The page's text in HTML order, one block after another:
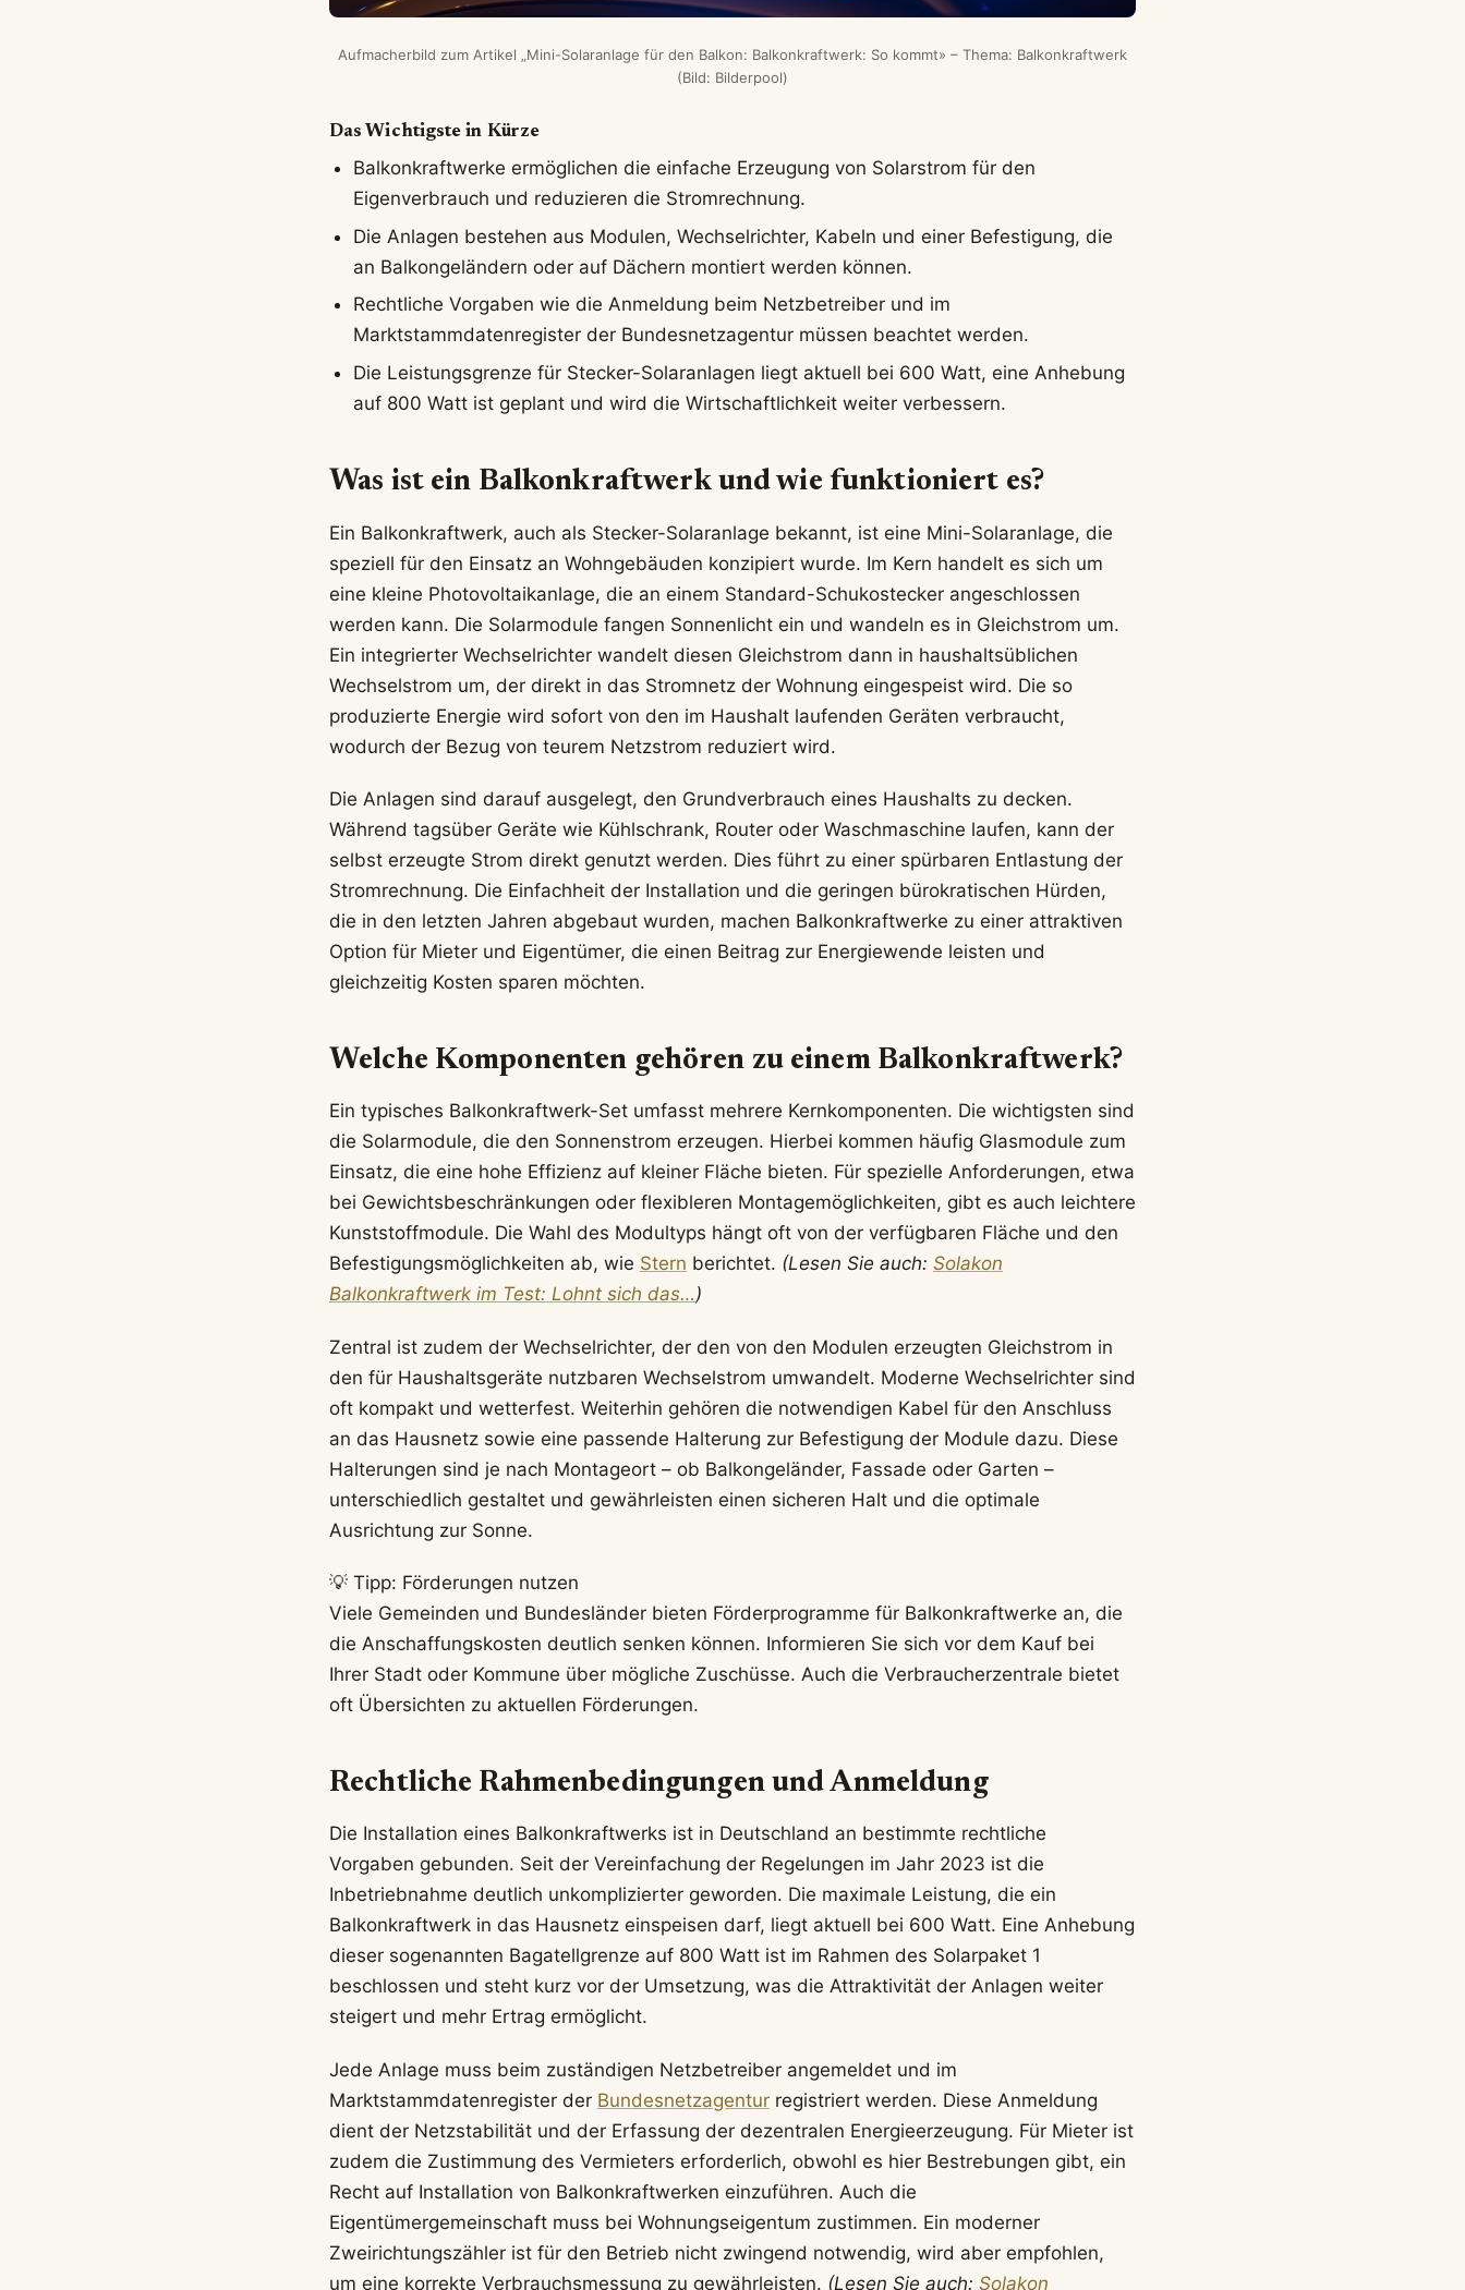
Aufmacherbild zum Artikel „Mini-Solaranlage für den Balkon: Balkonkraftwerk: So kommt» – Thema: Balkonkraftwerk
(Bild: Bilderpool)
Das Wichtigste in Kürze
Balkonkraftwerke ermöglichen die einfache Erzeugung von Solarstrom für den
Eigenverbrauch und reduzieren die Stromrechnung.
Die Anlagen bestehen aus Modulen, Wechselrichter, Kabeln und einer Befestigung, die
an Balkongeländern oder auf Dächern montiert werden können.
Rechtliche Vorgaben wie die Anmeldung beim Netzbetreiber und im
Marktstammdatenregister der Bundesnetzagentur müssen beachtet werden.
Die Leistungsgrenze für Stecker-Solaranlagen liegt aktuell bei 600 Watt, eine Anhebung
auf 800 Watt ist geplant und wird die Wirtschaftlichkeit weiter verbessern.
Was ist ein Balkonkraftwerk und wie funktioniert es?
Ein Balkonkraftwerk, auch als Stecker-Solaranlage bekannt, ist eine Mini-Solaranlage, die
speziell für den Einsatz an Wohngebäuden konzipiert wurde. Im Kern handelt es sich um
eine kleine Photovoltaikanlage, die an einem Standard-Schukostecker angeschlossen
werden kann. Die Solarmodule fangen Sonnenlicht ein und wandeln es in Gleichstrom um.
Ein integrierter Wechselrichter wandelt diesen Gleichstrom dann in haushaltsüblichen
Wechselstrom um, der direkt in das Stromnetz der Wohnung eingespeist wird. Die so
produzierte Energie wird sofort von den im Haushalt laufenden Geräten verbraucht,
wodurch der Bezug von teurem Netzstrom reduziert wird.
Die Anlagen sind darauf ausgelegt, den Grundverbrauch eines Haushalts zu decken.
Während tagsüber Geräte wie Kühlschrank, Router oder Waschmaschine laufen, kann der
selbst erzeugte Strom direkt genutzt werden. Dies führt zu einer spürbaren Entlastung der
Stromrechnung. Die Einfachheit der Installation und die geringen bürokratischen Hürden,
die in den letzten Jahren abgebaut wurden, machen Balkonkraftwerke zu einer attraktiven
Option für Mieter und Eigentümer, die einen Beitrag zur Energiewende leisten und
gleichzeitig Kosten sparen möchten.
Welche Komponenten gehören zu einem Balkonkraftwerk?
Ein typisches Balkonkraftwerk-Set umfasst mehrere Kernkomponenten. Die wichtigsten sind
die Solarmodule, die den Sonnenstrom erzeugen. Hierbei kommen häufig Glasmodule zum
Einsatz, die eine hohe Effizienz auf kleiner Fläche bieten. Für spezielle Anforderungen, etwa
bei Gewichtsbeschränkungen oder flexibleren Montagemöglichkeiten, gibt es auch leichtere
Kunststoffmodule. Die Wahl des Modultyps hängt oft von der verfügbaren Fläche und den
Befestigungsmöglichkeiten ab, wie Stern berichtet. (Lesen Sie auch: Solakon
Balkonkraftwerk im Test: Lohnt sich das…)
Zentral ist zudem der Wechselrichter, der den von den Modulen erzeugten Gleichstrom in
den für Haushaltsgeräte nutzbaren Wechselstrom umwandelt. Moderne Wechselrichter sind
oft kompakt und wetterfest. Weiterhin gehören die notwendigen Kabel für den Anschluss
an das Hausnetz sowie eine passende Halterung zur Befestigung der Module dazu. Diese
Halterungen sind je nach Montageort – ob Balkongeländer, Fassade oder Garten –
unterschiedlich gestaltet und gewährleisten einen sicheren Halt und die optimale
Ausrichtung zur Sonne.
💡 Tipp: Förderungen nutzen
Viele Gemeinden und Bundesländer bieten Förderprogramme für Balkonkraftwerke an, die
die Anschaffungskosten deutlich senken können. Informieren Sie sich vor dem Kauf bei
Ihrer Stadt oder Kommune über mögliche Zuschüsse. Auch die Verbraucherzentrale bietet
oft Übersichten zu aktuellen Förderungen.
Rechtliche Rahmenbedingungen und Anmeldung
Die Installation eines Balkonkraftwerks ist in Deutschland an bestimmte rechtliche
Vorgaben gebunden. Seit der Vereinfachung der Regelungen im Jahr 2023 ist die
Inbetriebnahme deutlich unkomplizierter geworden. Die maximale Leistung, die ein
Balkonkraftwerk in das Hausnetz einspeisen darf, liegt aktuell bei 600 Watt. Eine Anhebung
dieser sogenannten Bagatellgrenze auf 800 Watt ist im Rahmen des Solarpaket 1
beschlossen und steht kurz vor der Umsetzung, was die Attraktivität der Anlagen weiter
steigert und mehr Ertrag ermöglicht.
Jede Anlage muss beim zuständigen Netzbetreiber angemeldet und im
Marktstammdatenregister der Bundesnetzagentur registriert werden. Diese Anmeldung
dient der Netzstabilität und der Erfassung der dezentralen Energieerzeugung. Für Mieter ist
zudem die Zustimmung des Vermieters erforderlich, obwohl es hier Bestrebungen gibt, ein
Recht auf Installation von Balkonkraftwerken einzuführen. Auch die
Eigentümergemeinschaft muss bei Wohnungseigentum zustimmen. Ein moderner
Zweirichtungszähler ist für den Betrieb nicht zwingend notwendig, wird aber empfohlen,
um eine korrekte Verbrauchsmessung zu gewährleisten. (Lesen Sie auch: Solakon